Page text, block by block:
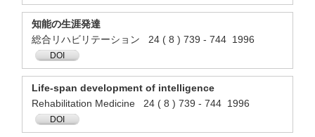
知能の生涯発達
総合リハビリテーション 24 ( 8 ) 739 - 744 1996
DOI
Life-span development of intelligence
Rehabilitation Medicine 24 ( 8 ) 739 - 744 1996
DOI